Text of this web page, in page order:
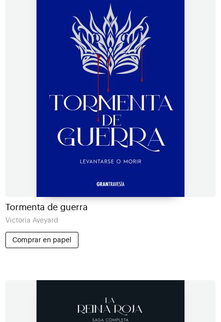
Tormenta de guerra
Victoria Aveyard
Comprar en papel